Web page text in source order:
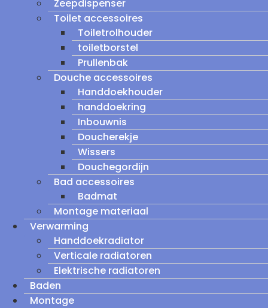
Zeepdispenser
Toilet accessoires
Toiletrolhouder
toiletborstel
Prullenbak
Douche accessoires
Handdoekhouder
handdoekring
Inbouwnis
Doucherekje
Wissers
Douchegordijn
Bad accessoires
Badmat
Montage materiaal
Verwarming
Handdoekradiator
Verticale radiatoren
Elektrische radiatoren
Baden
Montage